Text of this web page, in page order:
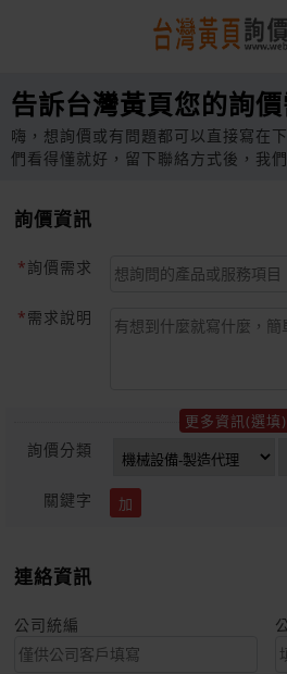
告訴台灣黃頁您的詢
嗨，想詢價或有問題都可以直接寫在
們看得懂就好，留下聯絡方式後，我
詢價資訊
詢價需求
需求說明
更多資訊(選填)
詢價分類
關鍵字 加
連絡資訊
公司統編